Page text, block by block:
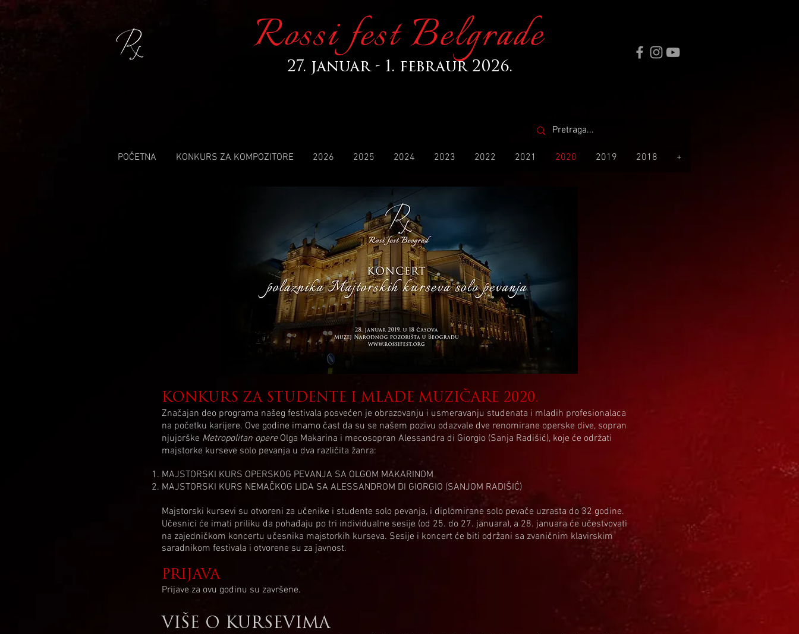
Rossi fest Belgrade
27. januar - 1. febraur 2026.
POČETNA KONKURS ZA KOMPOZITORE 2026 2025 2024 2023 2022 2021 2020 2019 2018 +
KONKURS ZA STUDENTE I MLADE MUZIČARE 2020.
Značajan deo programa našeg festivala posvećen je obrazovanju i usmeravanju studenata i mladih profesionalaca
na početku karijere. Ove godine imamo čast da su se našem pozivu odazvale dve renomirane operske dive, sopran
njujorške Metropolitan opere Olga Makarina i mecosopran Alessandra di Giorgio (Sanja Radišić), koje će održati
majstorke kurseve solo pevanja u dva različita žanra:
MAJSTORSKI KURS OPERSKOG PEVANJA SA OLGOM MAKARINOM
MAJSTORSKI KURS NEMAČKOG LIDA SA ALESSANDROM DI GIORGIO (SANJOM RADIŠIĆ)
Majstorski kursevi su otvoreni za učenike i studente solo pevanja, i diplomirane solo pevače uzrasta do 32 godine.
Učesnici će imati priliku da pohađaju po tri individualne sesije (od 25. do 27. januara), a 28. januara će učestvovati
na zajedničkom koncertu učesnika majstorkih kurseva. Sesije i koncert će biti održani sa zvaničnim klavirskim
saradnikom festivala i otvorene su za javnost.
PRIJAVA
Prijave za ovu godinu su završene.
VIŠE O KURSEVIMA